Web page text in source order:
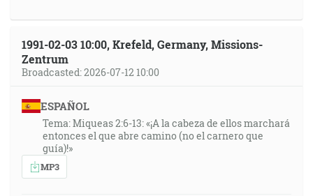
1991-02-03 10:00, Krefeld, Germany, Missions-
Zentrum
Broadcasted: 2026-07-12 10:00
ESPAÑOL
Tema: Miqueas 2:6-13: «¡A la cabeza de ellos marchará
entonces el que abre camino (no el carnero que
guía)!»
MP3